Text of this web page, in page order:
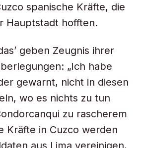
spanische Kräfte, die
Hauptstadt hofften.
geben Zeugnis ihrer
„Ich habe
gewarnt, nicht in diesen
wo es nichts zu tun
zu rascherem
Kräfte in Cuzco werden
aus Lima vereinigen,